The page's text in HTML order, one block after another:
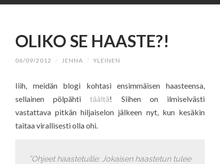
OLIKO SE HAASTE?!
06/09/2012 / JENNA / YLEINEN
Iiih, meidän blogi kohtasi ensimmäisen haasteensa,
sellainen pölpähti täältä! Siihen on ilmiselvästi
vastattava pitkän hiljaiselon jälkeen nyt, kun kesäkin
taitaa virallisesti olla ohi.
”Ohjeet haastetuille: Jokaisen haastetun tulee